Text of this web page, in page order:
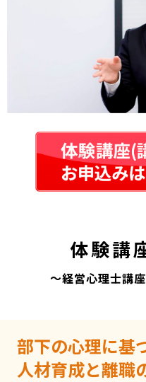
体験講
～経営心理士講
部下の心理に基
人材育成と離職